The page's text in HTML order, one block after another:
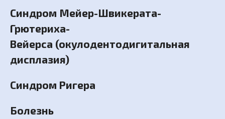
Синдром Мейер-Швикерата-
Грютериха-
Вейерса (окулодентодигитальная
дисплазия)
Синдром Ригера
Болезнь